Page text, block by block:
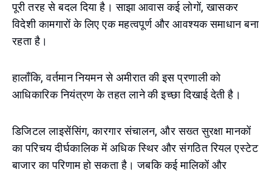
पूरी तरह से बदल दिया है। साझा आवास कई लोगों, खासकर
विदेशी कामगारों के लिए एक महत्वपूर्ण और आवश्यक समाधान बना
रहता है।
हालाँकि, वर्तमान नियमन से अमीरात की इस प्रणाली को
आधिकारिक नियंत्रण के तहत लाने की इच्छा दिखाई देती है।
डिजिटल लाइसेंसिंग, कारगार संचालन, और सख्त सुरक्षा मानकों
का परिचय दीर्घकालिक में अधिक स्थिर और संगठित रियल एस्टेट
बाजार का परिणाम हो सकता है। जबकि कई मालिकों और